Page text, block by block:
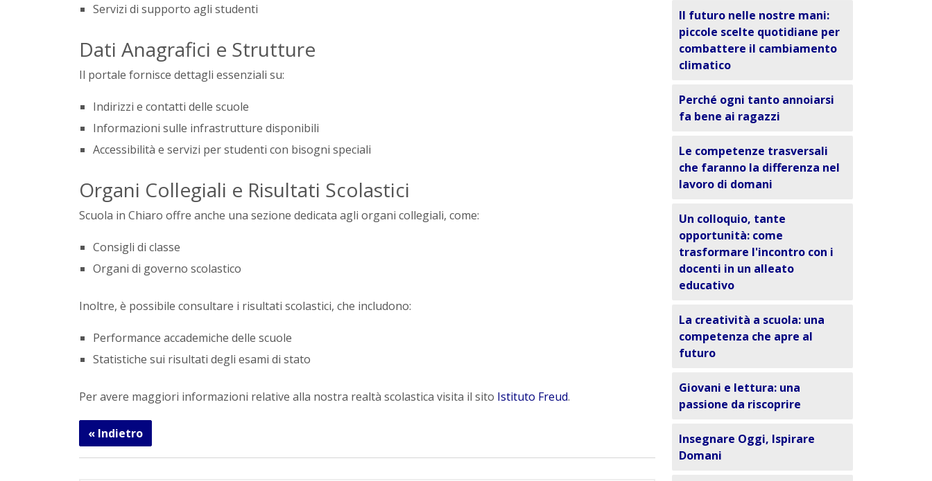
Servizi di supporto agli studenti
Dati Anagrafici e Strutture
Il portale fornisce dettagli essenziali su:
Indirizzi e contatti delle scuole
Informazioni sulle infrastrutture disponibili
Accessibilità e servizi per studenti con bisogni speciali
Organi Collegiali e Risultati Scolastici
Scuola in Chiaro offre anche una sezione dedicata agli organi collegiali, come:
Consigli di classe
Organi di governo scolastico
Inoltre, è possibile consultare i risultati scolastici, che includono:
Performance accademiche delle scuole
Statistiche sui risultati degli esami di stato
Per avere maggiori informazioni relative alla nostra realtà scolastica visita il sito Istituto Freud.
« Indietro
Il futuro nelle nostre mani:
piccole scelte quotidiane per
combattere il cambiamento
climatico
Perché ogni tanto annoiarsi
fa bene ai ragazzi
Le competenze trasversali
che faranno la differenza nel
lavoro di domani
Un colloquio, tante
opportunità: come
trasformare l'incontro con i
docenti in un alleato
educativo
La creatività a scuola: una
competenza che apre al
futuro
Giovani e lettura: una
passione da riscoprire
Insegnare Oggi, Ispirare
Domani